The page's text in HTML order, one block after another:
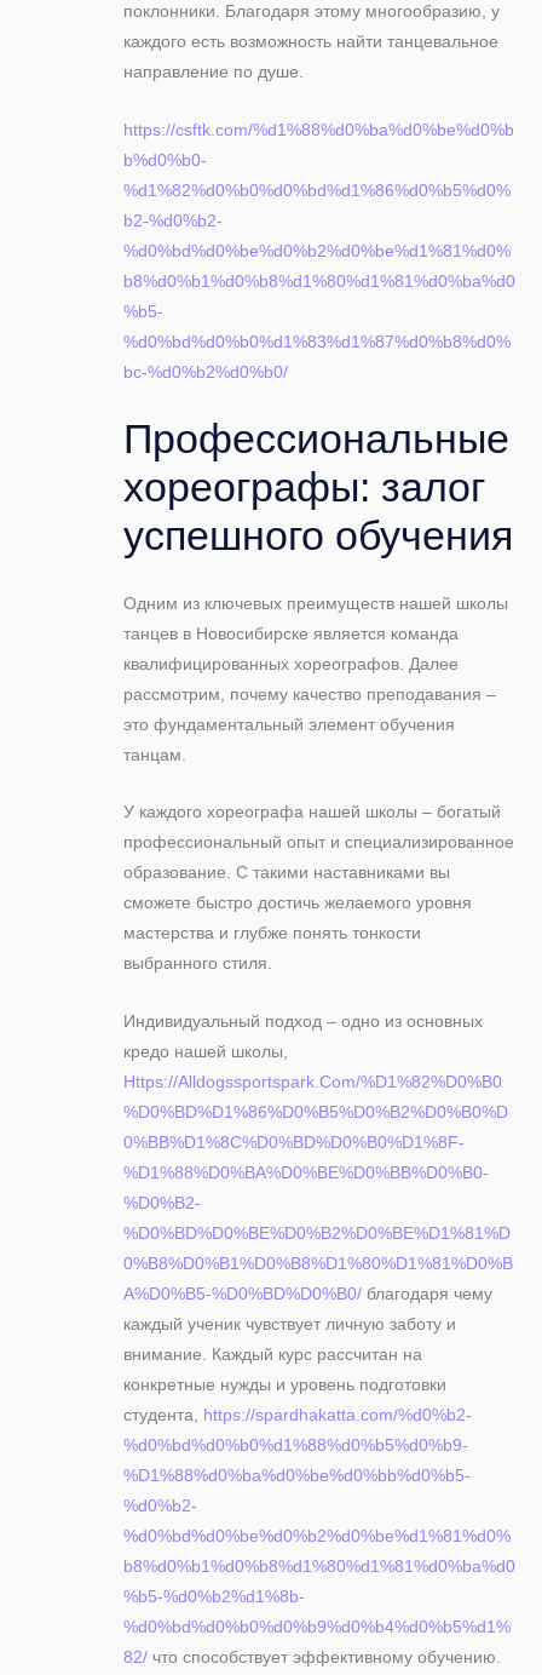
поклонники. Благодаря этому многообразию, у
каждого есть возможность найти танцевальное
направление по душе.
https://csftk.com/%d1%88%d0%ba%d0%be%d0%b
b%d0%b0-
%d1%82%d0%b0%d0%bd%d1%86%d0%b5%d0%
b2-%d0%b2-
%d0%bd%d0%be%d0%b2%d0%be%d1%81%d0%
b8%d0%b1%d0%b8%d1%80%d1%81%d0%ba%d0
%b5-
%d0%bd%d0%b0%d1%83%d1%87%d0%b8%d0%
bc-%d0%b2%d0%b0/
Профессиональные
хореографы: залог
успешного обучения
Одним из ключевых преимуществ нашей школы
танцев в Новосибирске является команда
квалифицированных хореографов. Далее
рассмотрим, почему качество преподавания –
это фундаментальный элемент обучения
танцам.
У каждого хореографа нашей школы – богатый
профессиональный опыт и специализированное
образование. С такими наставниками вы
сможете быстро достичь желаемого уровня
мастерства и глубже понять тонкости
выбранного стиля.
Индивидуальный подход – одно из основных
кредо нашей школы,
Https://Alldogssportspark.Com/%D1%82%D0%B0
%D0%BD%D1%86%D0%B5%D0%B2%D0%B0%D
0%BB%D1%8C%D0%BD%D0%B0%D1%8F-
%D1%88%D0%BA%D0%BE%D0%BB%D0%B0-
%D0%B2-
%D0%BD%D0%BE%D0%B2%D0%BE%D1%81%D
0%B8%D0%B1%D0%B8%D1%80%D1%81%D0%B
A%D0%B5-%D0%BD%D0%B0/благодаря чему
каждый ученик чувствует личную заботу и
внимание. Каждый курс рассчитан на
конкретные нужды и уровень подготовки
студента, https://spardhakatta.com/%d0%b2-
%d0%bd%d0%b0%d1%88%d0%b5%d0%b9-
%D1%88%d0%ba%d0%be%d0%bb%d0%b5-
%d0%b2-
%d0%bd%d0%be%d0%b2%d0%be%d1%81%d0%
b8%d0%b1%d0%b8%d1%80%d1%81%d0%ba%d0
%b5-%d0%b2%d1%8b-
%d0%bd%d0%b0%d0%b9%d0%b4%d0%b5%d1%
82/что способствует эффективному обучению.